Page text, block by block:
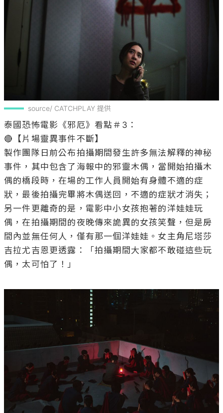
source/ CATCHPLAY 提供
泰國恐怖電影《邪厄》看點＃3：
🔴【片場靈異事件不斷】
製作團隊日前公布拍攝期間發生許多無法解釋的神秘
事件，其中包含了海報中的邪靈木偶，當開始拍攝木
偶的橋段時，在場的工作人員開始有身體不適的症
狀，最後拍攝完畢將木偶送回，不適的症狀才消失；
另一件更離奇的是，電影中小女孩抱著的洋娃娃玩
偶，在拍攝期間的夜晚傳來詭異的女孩笑聲，但是房
間內並無任何人，僅有那一個洋娃娃。女主角尼塔莎
吉拉尤吉恩更透露：「拍攝期間大家都不敢碰這些玩
偶，太可怕了！」